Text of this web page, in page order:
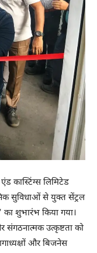
कास्टिंग्स लिमिटेड
सुविधाओं से युक्त सेंट्रल
का शुभारंभ किया गया।
संगठनात्मक उत्कृष्टता को
और बिजनेस